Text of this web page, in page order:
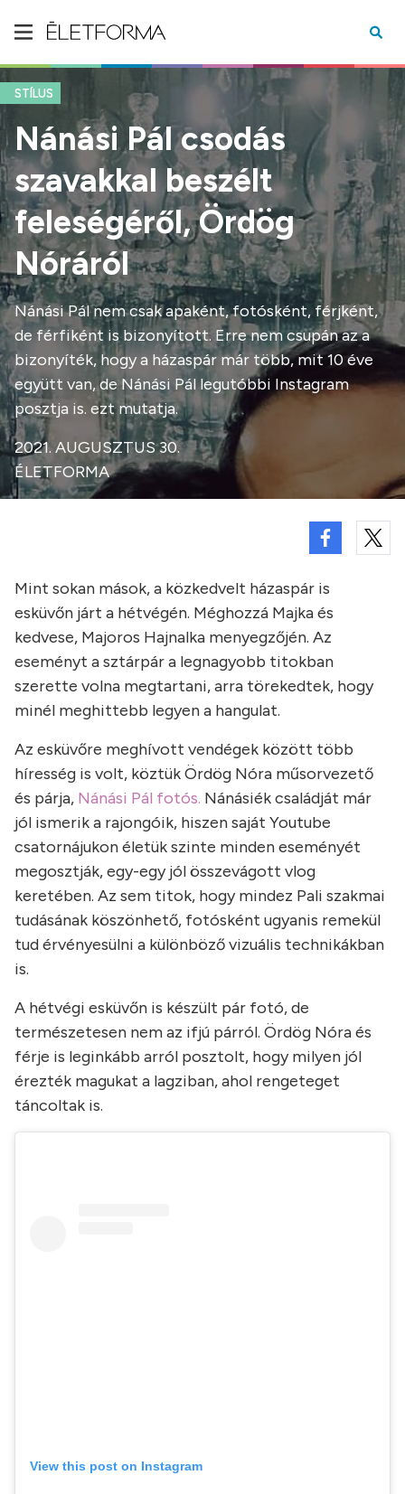
STÍLUS
Nánási Pál csodás
szavakkal beszélt
feleségéről, Ördög
Nóráról
Nánási Pál nem csak apaként, fotósként, férjként,
de férfiként is bizonyított. Erre nem csupán az a
bizonyíték, hogy a házaspár már több, mit 10 éve
együtt van, de Nánási Pál legutóbbi Instagram
posztja is. ezt mutatja.
2021. AUGUSZTUS 30.
ÉLETFORMA
Mint sokan mások, a közkedvelt házaspár is
esküvőn járt a hétvégén. Méghozzá Majka és
kedvese, Majoros Hajnalka menyegzőjén. Az
eseményt a sztárpár a legnagyobb titokban
szerette volna megtartani, arra törekedtek, hogy
minél meghittebb legyen a hangulat.
Az esküvőre meghívott vendégek között több
híresség is volt, köztük Ördög Nóra műsorvezető
és párja, Nánási Pál fotós. Nánásiék családját már
jól ismerik a rajongóik, hiszen saját Youtube
csatornájukon életük szinte minden eseményét
megosztják, egy-egy jól összevágott vlog
keretében. Az sem titok, hogy mindez Pali szakmai
tudásának köszönhető, fotósként ugyanis remekül
tud érvényesülni a különböző vizuális technikákban
is.
A hétvégi esküvőn is készült pár fotó, de
természetesen nem az ifjú párról. Ördög Nóra és
férje is leginkább arról posztolt, hogy milyen jól
érezték magukat a lagziban, ahol rengeteget
táncoltak is.
View this post on Instagram